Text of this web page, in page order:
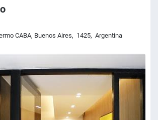
CABA, Buenos Aires, 1425, Argentina